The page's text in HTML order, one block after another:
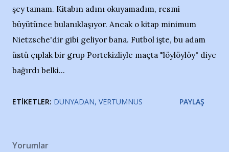
şey tamam. Kitabın adını okuyamadım, resmi
büyütünce bulanıklaşıyor. Ancak o kitap minimum
Nietzsche'dir gibi geliyor bana. Futbol işte, bu adam
üstü çıplak bir grup Portekizliyle maçta "löylöylöy" diye
bağırdı belki...
ETIKETLER: DÜNYADAN VERTUMNUS PAYLAŞ
Yorumlar